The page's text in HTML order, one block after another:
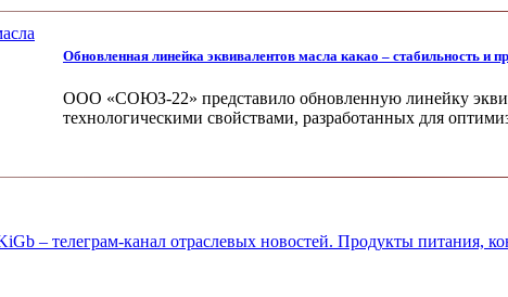
Обновленная линейка эквивалентов масла какао – стабильность и
ООО «СОЮЗ-22» представило обновлен­ную линейку
технологическими свойствами, разработанных для